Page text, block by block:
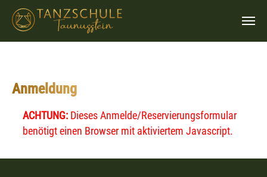
Anmeldung
ACHTUNG:Dieses Anmelde/Reservierungsformular
benötigt einen Browser mit aktiviertem Javascript.